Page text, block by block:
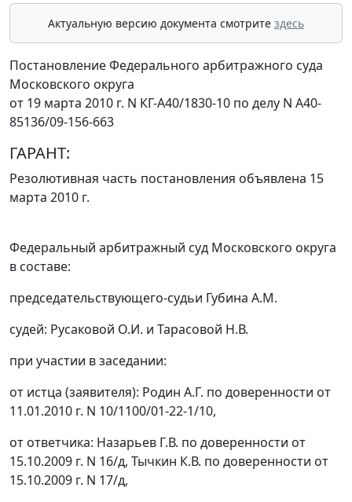
Актуальную версию документа смотрите здесь
Постановление Федерального арбитражного суда
Московского округа
от 19 марта 2010 г. N КГ-А40/1830-10 по делу N А40-
85136/09-156-663
ГАРАНТ:
Резолютивная часть постановления объявлена 15
марта 2010 г.
Федеральный арбитражный суд Московского округа
в составе:
председательствующего-судьи Губина А.М.
судей: Русаковой О.И. и Тарасовой Н.В.
при участии в заседании:
от истца (заявителя): Родин А.Г. по доверенности от
11.01.2010 г. N 10/1100/01-22-1/10,
от ответчика: Назарьев Г.В. по доверенности от
15.10.2009 г. N 16/д, Тычкин К.В. по доверенности от
15.10.2009 г. N 17/д,